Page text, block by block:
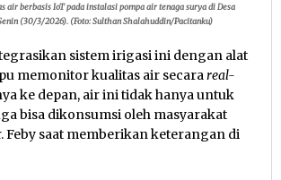
air berbasis IoT pada instalasi pompa air tenaga surya di Desa
(30/3/2026). (Foto: Sulthan Shalahuddin/Pacitanku)
sistem irigasi ini dengan alat
memonitor kualitas air secarareal-
ke depan, air ini tidak hanya untuk
bisa dikonsumsi oleh masyarakat
Feby saat memberikan keterangan di